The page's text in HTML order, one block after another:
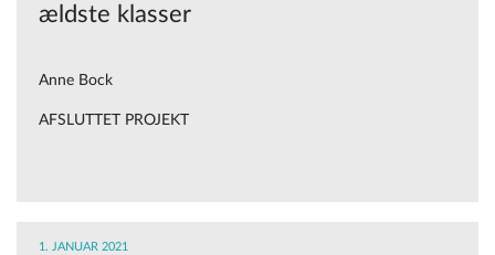
ældste klasser
Anne Bock
AFSLUTTET PROJEKT
1. JANUAR 2021